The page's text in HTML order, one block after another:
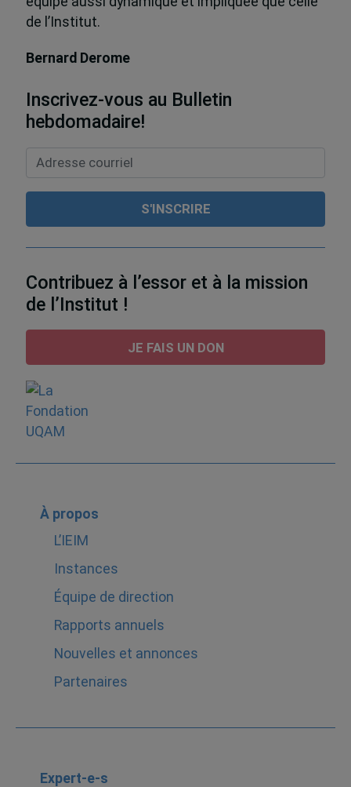
de l’Institut.
Bernard Derome
Inscrivez-vous au Bulletin
hebdomadaire!
Contribuez à l’essor et à la mission
de l’Institut !
JE FAIS UN DON
À propos
L’IEIM
Instances
Équipe de direction
Rapports annuels
Nouvelles et annonces
Partenaires
Expert-e-s